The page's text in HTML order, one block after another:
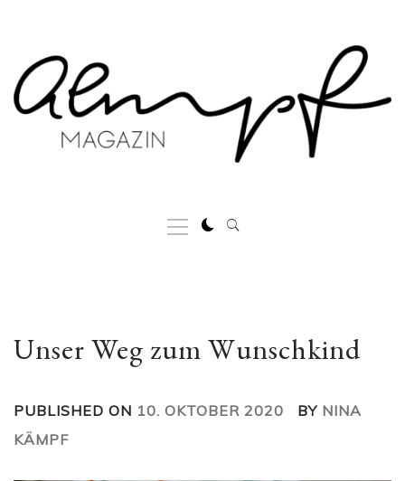
content
Primary
Menu
Unser Weg zum Wunschkind
PUBLISHED ON 10. OKTOBER 2020 BY NINA
KÄMPF